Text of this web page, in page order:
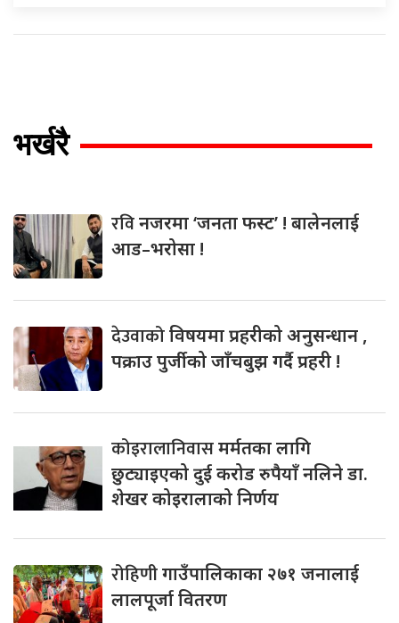
भर्खरै
रविनजरमा ‘जनता फस्ट’ ! बालेनलाई
आड–भरोसा !
देउवाकोविषयमा प्रहरीको अनुसन्धान ,
पक्राउ पुर्जीको जाँचबुझ गर्दै प्रहरी !
कोइरालानिवासमर्मतका लागि
छुट्याइएको दुई करोड रुपैयाँ नलिने डा.
शेखर कोइरालाको निर्णय
रोहिणीगाउँपालिकाका २७१ जनालाई
लालपूर्जा वितरण